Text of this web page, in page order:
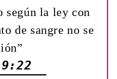
según la ley con
de sangre no se
9:22